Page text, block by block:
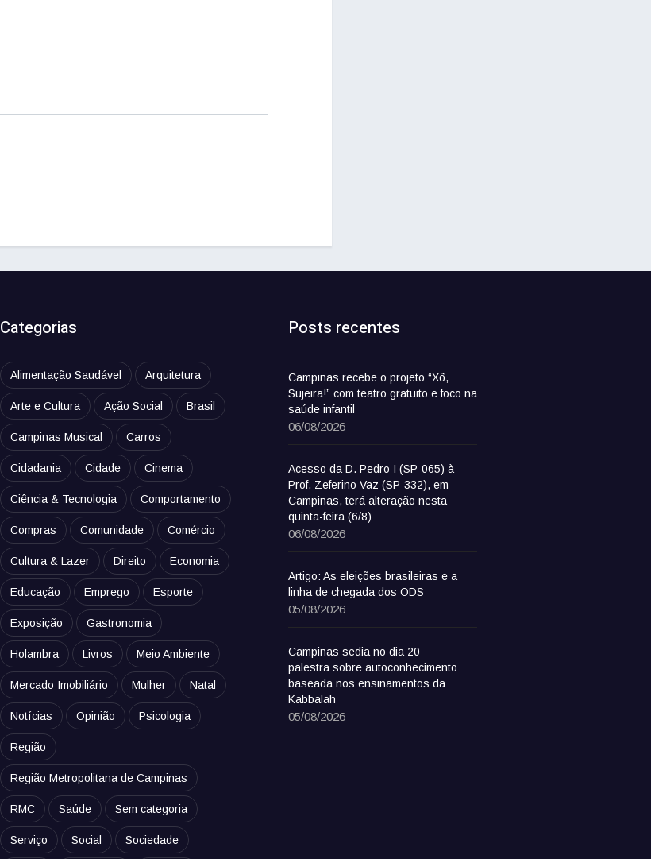
Categorias
Alimentação Saudável Arquitetura
Arte e Cultura Ação Social Brasil
Campinas Musical Carros
Cidadania Cidade Cinema
Ciência & Tecnologia Comportamento
Compras Comunidade Comércio
Cultura & Lazer Direito Economia
Educação Emprego Esporte
Exposição Gastronomia
Holambra Livros Meio Ambiente
Mercado Imobiliário Mulher Natal
Notícias Opinião Psicologia
Região
Região Metropolitana de Campinas
RMC Saúde Sem categoria
Serviço Social Sociedade
Posts recentes
Campinas recebe o projeto “Xô,
Sujeira!” com teatro gratuito e foco na
saúde infantil
06/08/2026
Acesso da D. Pedro I (SP-065) à
Prof. Zeferino Vaz (SP-332), em
Campinas, terá alteração nesta
quinta-feira (6/8)
06/08/2026
Artigo: As eleições brasileiras e a
linha de chegada dos ODS
05/08/2026
Campinas sedia no dia 20
palestra sobre autoconhecimento
baseada nos ensinamentos da
Kabbalah
05/08/2026